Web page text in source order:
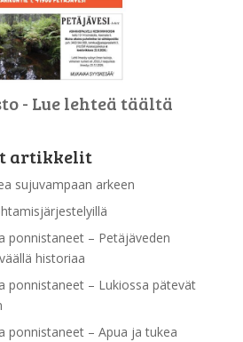
- Lue lehteä täältä
artikkelit
sujuvampaan arkeen
ponnistaneet – Petäjäveden
historiaa
ponnistaneet – Lukiossa pätevät
ponnistaneet – Apua ja tukea